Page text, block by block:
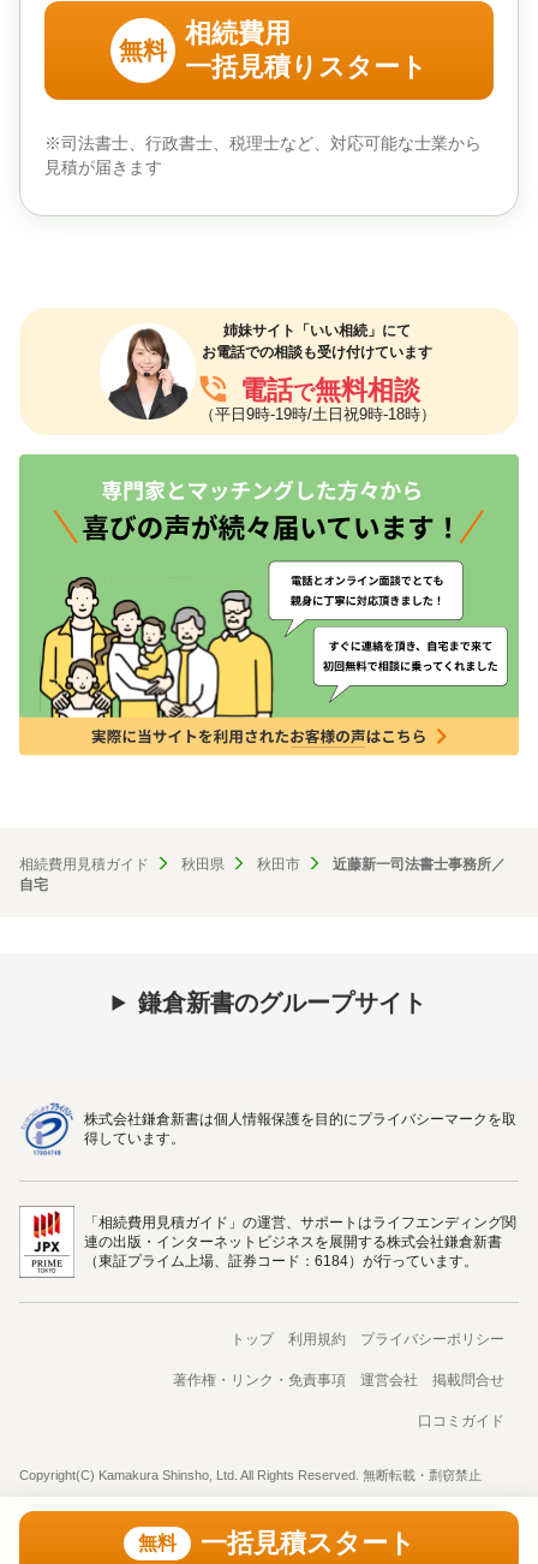
無料
相続費用
一括見積りスタート
※司法書士、行政書士、税理士など、対応可能な士業から
見積が届きます
姉妹サイト「いい相続」にて
お電話での相談も受け付けています
phone_in_talk 電話で無料相談
（平日9時-19時/土日祝9時-18時）
無料 一括見積スタート
相続費用見積ガイド 秋田県 秋田市
近藤新一司法書士事務所／
自宅
鎌倉新書のグループサイト
株式会社鎌倉新書は個人情報保護を目的にプライバシーマークを取
得しています。
「相続費用見積ガイド」の運営、サポートはライフエンディング関
連の出版・インターネットビジネスを展開する株式会社鎌倉新書
（東証プライム上場、証券コード：6184）が行っています。
トップ 利用規約 プライバシーポリシー
著作権・リンク・免責事項 運営会社 掲載問合せ
口コミガイド
Copyright(C) Kamakura Shinsho, Ltd. All Rights Reserved. 無断転載・剽窃禁止